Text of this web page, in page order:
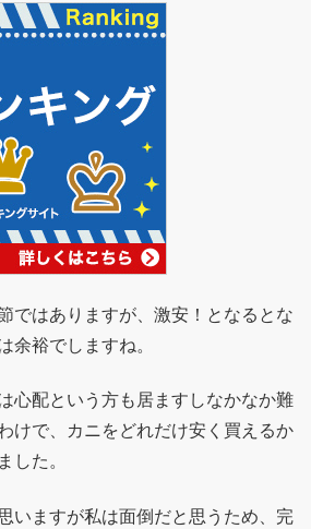
ではありますが、激安！となるとな
余裕でしますね。
心配という方も居ますしなかなか難
けで、カニをどれだけ安く買えるか
した。
いますが私は面倒だと思うため、完